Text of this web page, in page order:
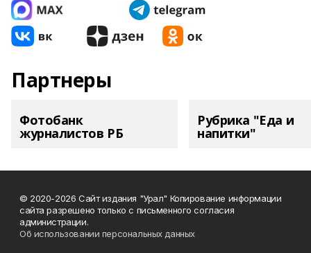
Партнеры
Фотобанк
журналистов РБ
Рубрика "Еда и
напитки"
© 2020-2026 Сайт издания "Урал" Копирование информации
сайта разрешено только с письменного согласия
администрации.
Об использовании персональных данных